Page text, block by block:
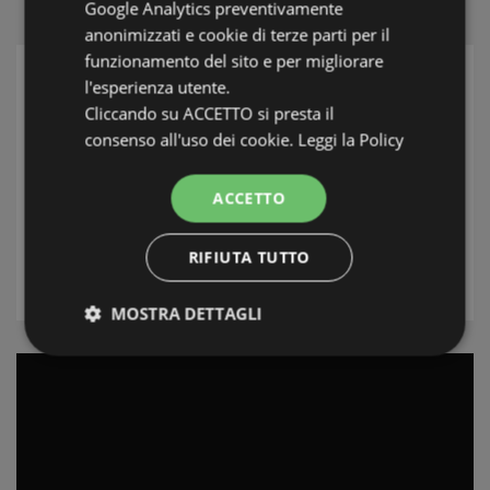
ZOEK
Google Analytics preventivamente
anonimizzati e cookie di terze parti per il
funzionamento del sito e per migliorare
l'esperienza utente.
Cliccando su ACCETTO si presta il
consenso all'uso dei cookie. Leggi la Policy
ACCETTO
RIFIUTA TUTTO
MOSTRA DETTAGLI